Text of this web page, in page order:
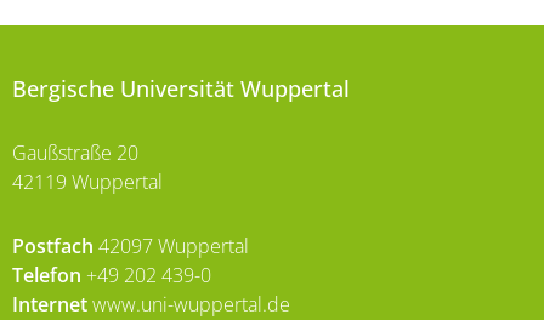
Bergische Universität Wuppertal
Gaußstraße 20
42119 Wuppertal
Postfach 42097 Wuppertal
Telefon +49 202 439-0
Internetwww.uni-wuppertal.de